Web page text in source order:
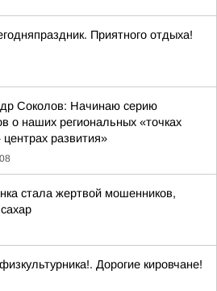
Приятного отдыха!
Соколов: Начинаю серию
о наших региональных «точках
развития»
стала жертвой мошенников,
Дорогие кировчане!